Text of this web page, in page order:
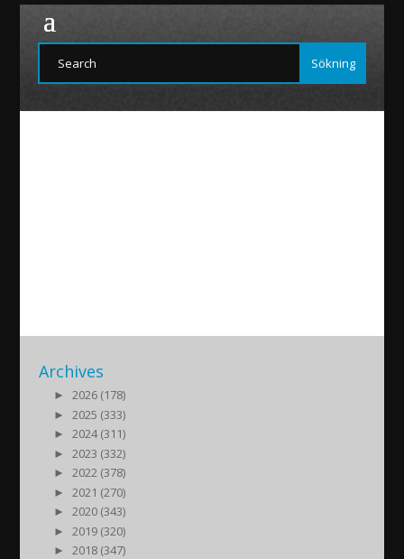
Archives
►
2026 (178)
►
2025 (333)
►
2024 (311)
►
2023 (332)
►
2022 (378)
►
2021 (270)
►
2020 (343)
►
2019 (320)
►
2018 (347)